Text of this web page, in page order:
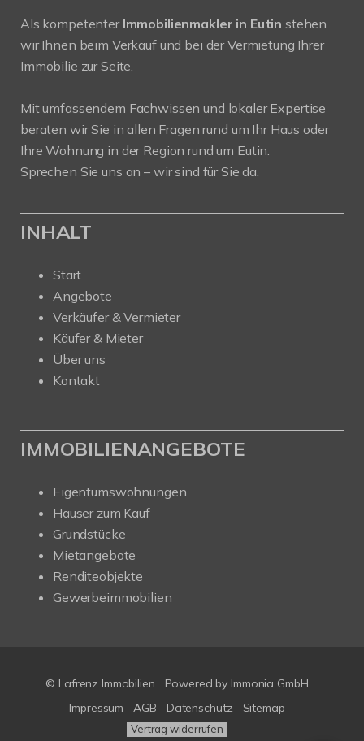
Als kompetenter Immobilienmakler in Eutin stehen
wir Ihnen beim Verkauf und bei der Vermietung Ihrer
Immobilie zur Seite.
Mit umfassendem Fachwissen und lokaler Expertise
beraten wir Sie in allen Fragen rund um Ihr Haus oder
Ihre Wohnung in der Region rund um Eutin.
Sprechen Sie uns an – wir sind für Sie da.
INHALT
Start
Angebote
Verkäufer & Vermieter
Käufer & Mieter
Über uns
Kontakt
IMMOBILIENANGEBOTE
Eigentumswohnungen
Häuser zum Kauf
Grundstücke
Mietangebote
Renditeobjekte
Gewerbeimmobilien
© Lafrenz Immobilien Powered by Immonia GmbH
Impressum
AGB Datenschutz Sitemap
Vertrag widerrufen